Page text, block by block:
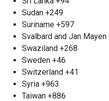
качество услуг,
процессе работы.
приема
Первомайская
Компания «Втормет» м.
распахивает свои
Sudan +249
Suriname +597
Svalbard and Jan Mayen
Swaziland +268
Sweden +46
Switzerland +41
Syria +963
Taiwan +886